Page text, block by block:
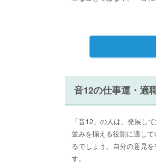
音12の仕事運・適
「音12」の人は、発展し
並みを揃える役割に適し
るでしょう。自分の意見
す。